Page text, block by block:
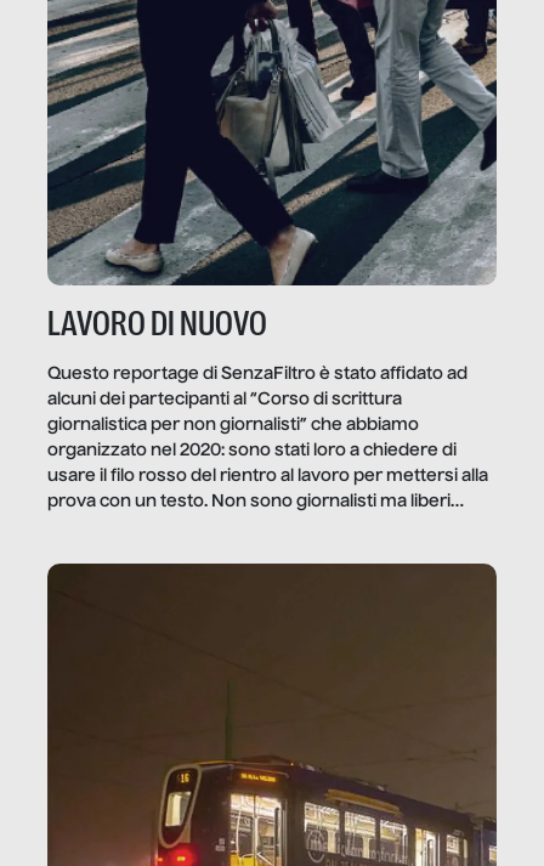
LAVORO DI NUOVO
Questo reportage di SenzaFiltro è stato affidato ad
alcuni dei partecipanti al “Corso di scrittura
giornalistica per non giornalisti” che abbiamo
organizzato nel 2020: sono stati loro a chiedere di
usare il filo rosso del rientro al lavoro per mettersi alla
prova con un testo. Non sono giornalisti ma liberi